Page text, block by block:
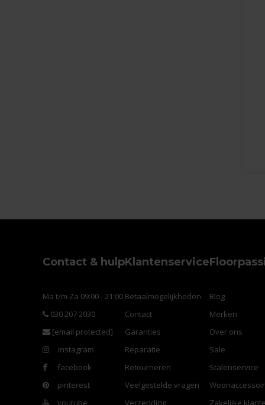
Contact & hulp
Ma t/m Za 09:00 - 21:00
030 207 2030
[email protected]
instagram
facebook
pinterest
youtube
Klantenservice
Betaalmogelijkheden
Contact
Garanties
Reparatie
Retourneren
Veelgestelde vragen
Verzending
Blog
Merken
Over ons
Sale
Stalenservice
Zakelijke